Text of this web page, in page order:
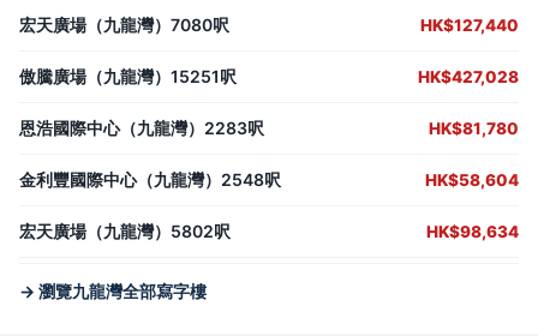
宏天廣場（九龍灣）7080呎 HK$127,440
傲騰廣場（九龍灣）15251呎 HK$427,028
恩浩國際中心（九龍灣）2283呎 HK$81,780
金利豐國際中心（九龍灣）2548呎 HK$58,604
宏天廣場（九龍灣）5802呎 HK$98,634
→ 瀏覽九龍灣全部寫字樓